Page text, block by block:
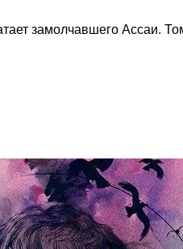
замолчавшего Ассаи.